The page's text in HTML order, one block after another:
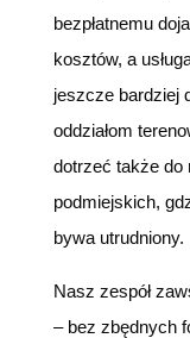
bezpłatnemu
kosztów, a
jeszcze bardziej
oddziałom
dotrzeć także do
podmiejskich,
bywa utrudniony.
Nasz zespół
– bez zbędnych